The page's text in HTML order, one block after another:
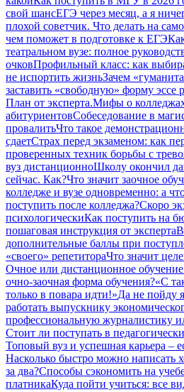
свой шансЕГЭ через месяц, а я
плохой советчик. Что делать на
чем поможет в подготовке к ЕГЭ
театральном вузе: полное
очковПрофильный класс: как
не испортить жизньЗачем
заставить «свободную» форму эссе
План от эксперта.Мифы о
абитуриентовСобеседование в
провалитьЧто такое
сдаетСтрах перед экзаменом: как
проверенных техник борьбы с
вуз дистанционноШколу окончил
сейчас. Как?Что значит заочное
колледже и вузе одновременно: а
поступить после колледжа?Скоро
психологическиКак поступить на
пошаговая инструкция от эксперта
дополнительные баллы при
«своего» репетитораЧто значит
Очное или дистанционное
очно-заочная форма обучения?«С
только в повара идти!»Да не пойду
работать выпускнику
профессиональную журналистику
Стоит ли поступать в
Топовый вуз и успешная карьера –
Насколько быстро можно написать
за два?Способы сэкономить на
платникаКуда пойти учиться: все